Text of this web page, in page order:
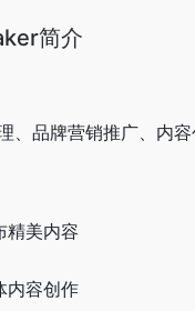
简介
、品牌营销推广、内
精美内容
内容创作